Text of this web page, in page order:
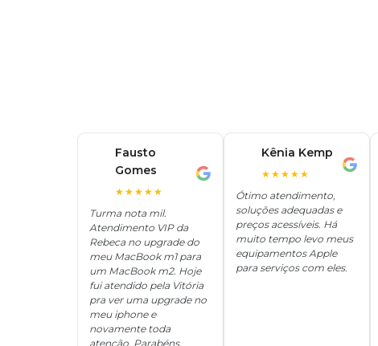
Fausto
Gomes
★★★★★
Turma nota mil.
Atendimento VIP da
Rebeca no upgrade do
meu MacBook m1 para
um MacBook m2. Hoje
fui atendido pela Vitória
pra ver uma upgrade no
meu iphone e
novamente toda
atenção. Parabéns.
Kênia Kemp
★★★★★
Ótimo atendimento,
soluções adequadas e
preços acessíveis. Há
muito tempo levo meus
equipamentos Apple
para serviços com eles.